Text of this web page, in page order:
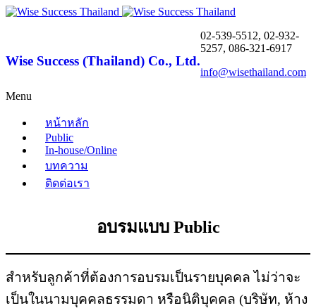
Wise Success (Thailand) Co., Ltd.
02-539-5512, 02-932-
5257, 086-321-6917
info@wisethailand.com
Menu
หน้าหลัก
Public
In-house/Online
บทความ
ติดต่อเรา
อบรมแบบ Public
สำหรับลูกค้าที่ต้องการอบรมเป็นรายบุคคล ไม่ว่าจะ
เป็นในนามบุคคลธรรมดา หรือนิติบุคคล (บริษัท, ห้าง